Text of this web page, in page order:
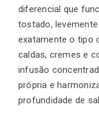
diferencial que
tostado,
exatamente o tipo
caldas, cremes e
infusão
própria e
profundidade de